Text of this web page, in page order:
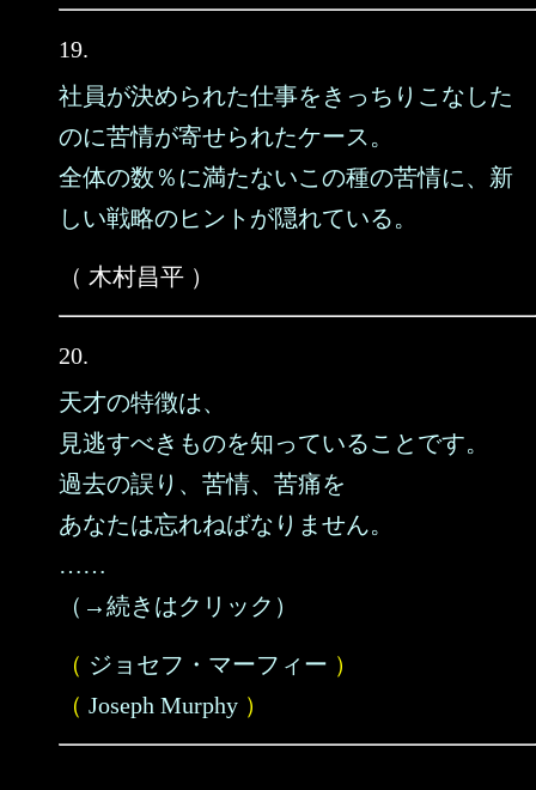
19.
社員が決められた仕事をきっちりこなした
のに苦情が寄せられたケース。
全体の数％に満たないこの種の苦情に、新
しい戦略のヒントが隠れている。
（ 木村昌平 ）
20.
天才の特徴は、
見逃すべきものを知っていることです。
過去の誤り、苦情、苦痛を
あなたは忘れねばなりません。
……
（→続きはクリック）
（ ジョセフ・マーフィー ）
（ Joseph Murphy ）